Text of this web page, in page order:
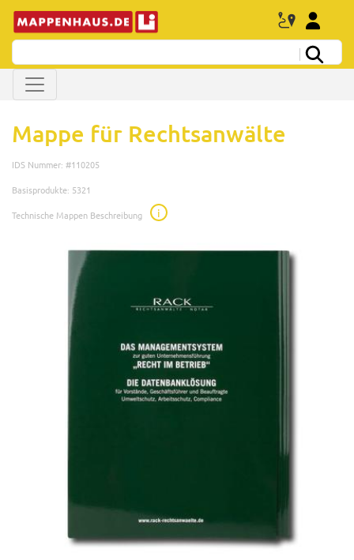
Mappe für Rechtsanwälte
IDS Nummer: #110205
Basisprodukte: 5321
Technische Mappen Beschreibung
i